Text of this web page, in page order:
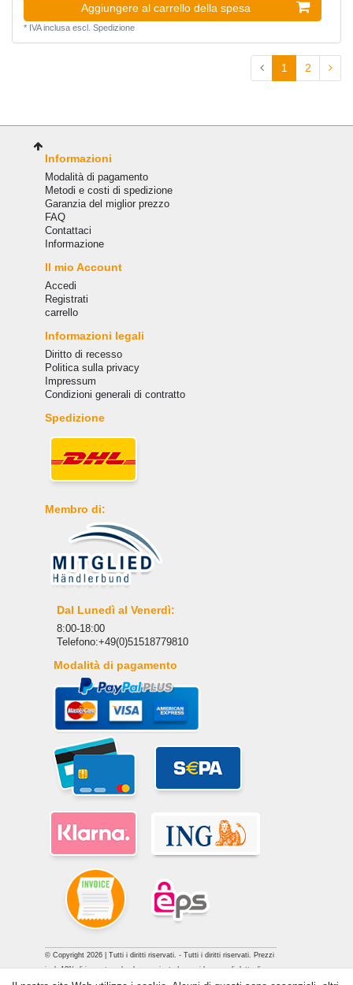
Aggiungere al carrello della spesa
* IVA inclusaescl. Spedizione
1 2
Informazioni
Modalità di pagamento
Metodi e costi di spedizione
Garanzia del miglior prezzo
FAQ
Сontattaci
Informazione
Il mio Account
Accedi
Registrati
carrello
Informazioni legali
Diritto di recesso
Politica sulla privacy
Impressum
Condizioni generali di contratto
Spedizione
Membro di:
Dal Lunedì al Venerdì:
8:00-18:00
Telefono:+49(0)51518779810
Modalità di pagamento
© Copyright 2026 | Tutti i diritti riservati. - Tutti i diritti riservati. Prezzi
incl. 19% di imposta sul valore aggiunto | prezzi base vedi dettaglio